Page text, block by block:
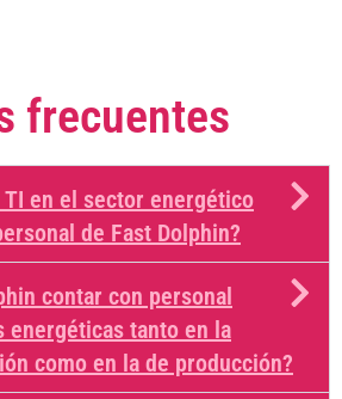
frecuentes
TI en el sector energético
de Fast Dolphin?
contar con personal
energéticas tanto en la
como en la de producción?